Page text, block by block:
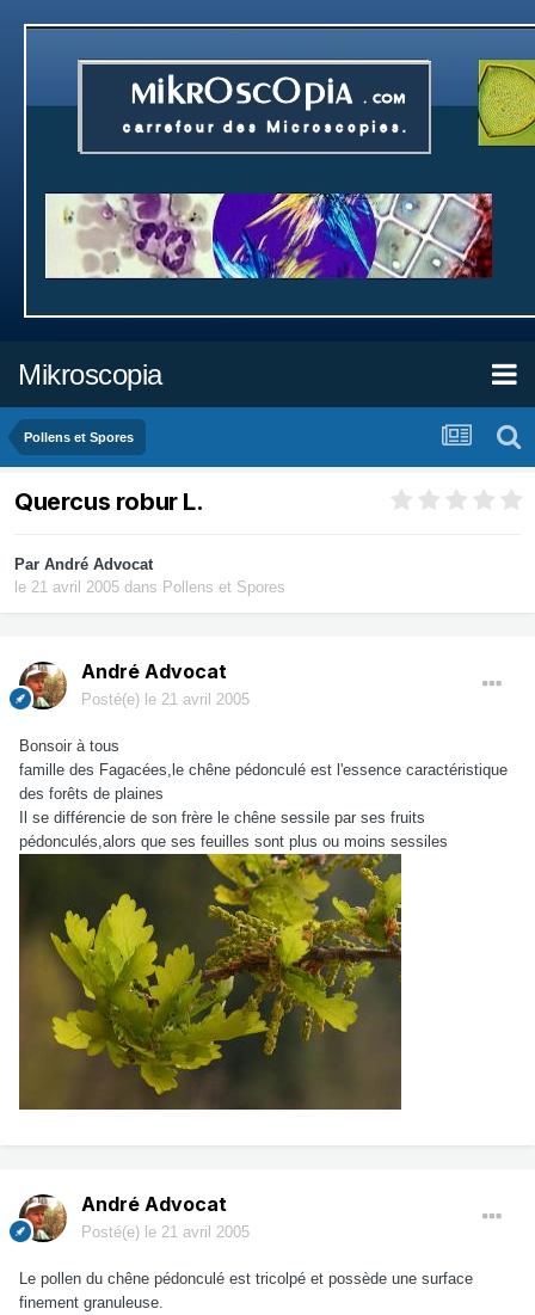
Mikroscopia
Pollens et Spores
Quercus robur L.
Par André Advocat
le 21 avril 2005 dans Pollens et Spores
André Advocat
Posté(e) le 21 avril 2005
Bonsoir à tous
famille des Fagacées,le chêne pédonculé est l'essence caractéristique
des forêts de plaines
Il se différencie de son frère le chêne sessile par ses fruits
pédonculés,alors que ses feuilles sont plus ou moins sessiles
André Advocat
Posté(e) le 21 avril 2005
Le pollen du chêne pédonculé est tricolpé et possède une surface
finement granuleuse.